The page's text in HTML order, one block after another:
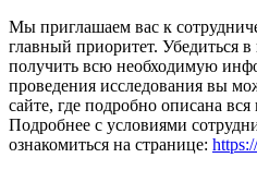
Мы приглашаем вас к
главный приоритет. Убедиться
получить всю необходимую
проведения исследования вы
сайте, где подробно описана
Подробнее с условиями
ознакомиться на странице: